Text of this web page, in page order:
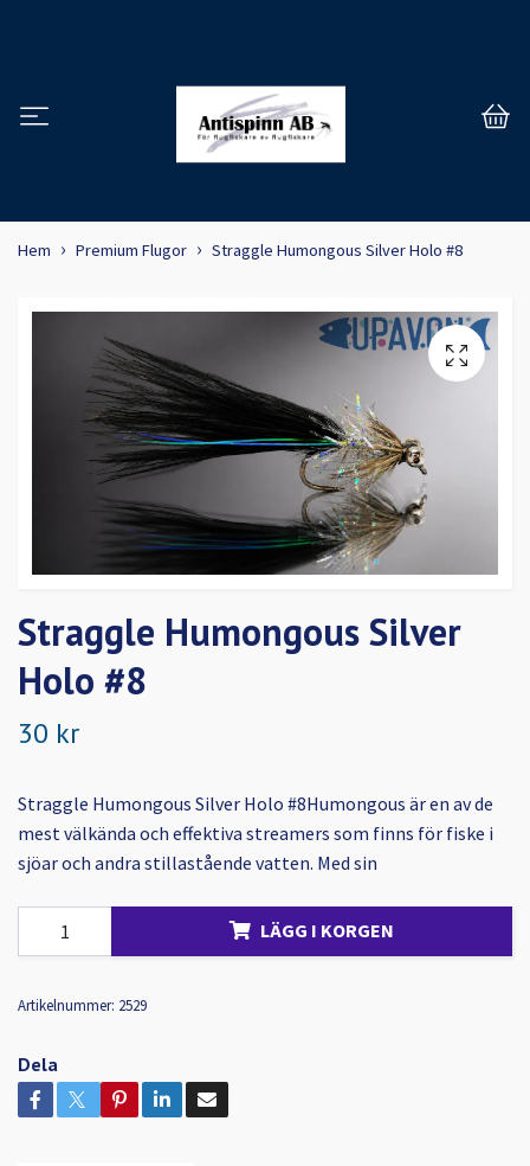
Hem Premium Flugor Straggle Humongous Silver Holo #8
Straggle Humongous Silver
Holo #8
30 kr
Straggle Humongous Silver Holo #8Humongous är en av de
mest välkända och effektiva streamers som finns för fiske i
sjöar och andra stillastående vatten. Med sin
LÄGG I KORGEN
Artikelnummer: 2529
Dela